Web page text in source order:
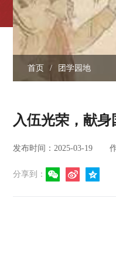
首页 / 团学园地
入伍光荣，献
发布时间：2025-03-19
分享到：